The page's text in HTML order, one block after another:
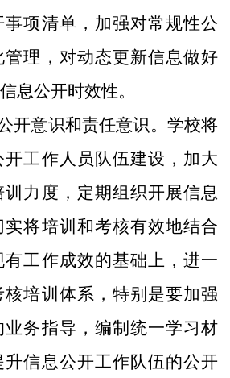
项清单，加强对常规性公
理，对动态更新信息做好
息公开时效性。
开意识和责任意识。学校将
工作人员队伍建设，加大
力度，定期组织开展信息
实将培训和考核有效地结合
工作成效的基础上，进一
培训体系，特别是要加强
务指导，编制统一学习材
信息公开工作队伍的公开